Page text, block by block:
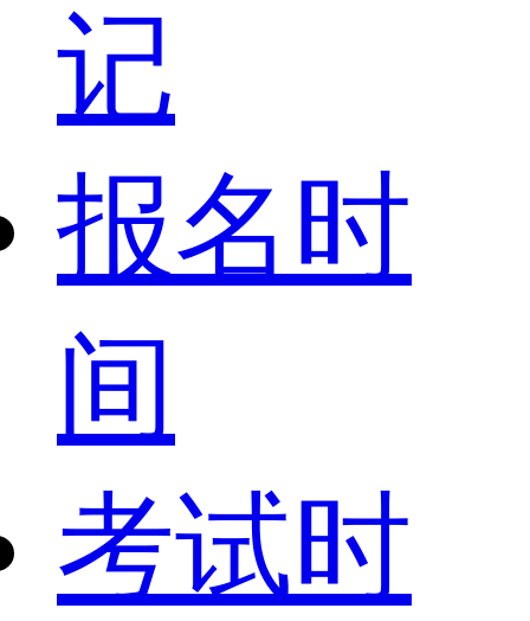
记
报名时
间
考试时